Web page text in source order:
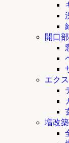
開口
エク
増改築